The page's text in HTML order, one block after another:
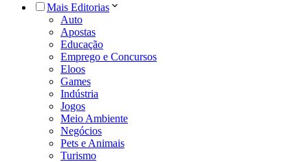
Mais Editorias
Auto
Apostas
Educação
Emprego e Concursos
Eloos
Games
Indústria
Jogos
Meio Ambiente
Negócios
Pets e Animais
Turismo